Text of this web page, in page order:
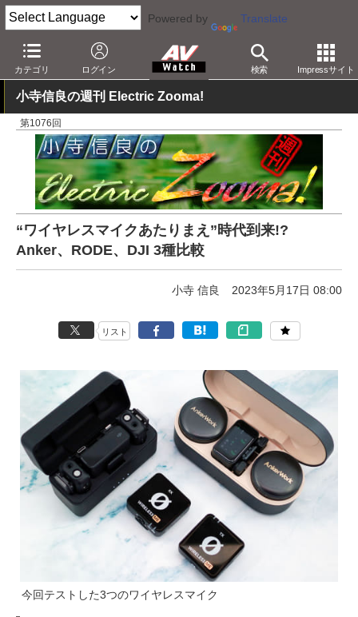
Powered by Translate
カテゴリ ログイン 検索 Impressサイト
AV Watch 製品 映像制作
小寺信良の週刊 Electric Zooma!
第1076回
“ワイヤレスマイクあたりまえ”時代到来!?
Anker、RODE、DJI 3種比較
小寺 信良 2023年5月17日 08:00
リスト
今回テストした3つのワイヤレスマイク